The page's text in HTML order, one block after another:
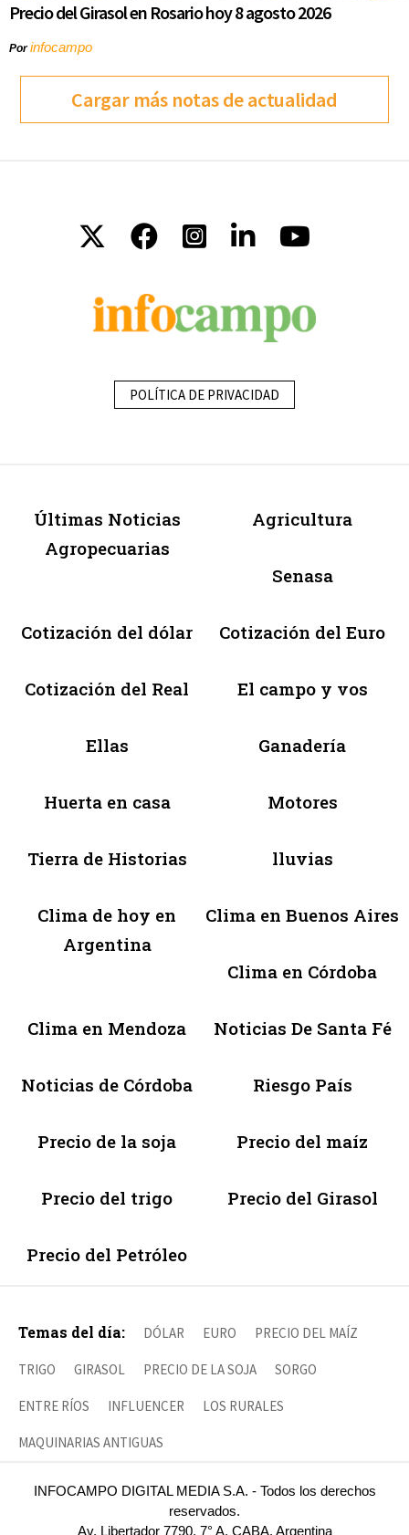
Precio del Girasol en Rosario hoy 8 agosto 2026
Porinfocampo
Cargar más notas de actualidad
POLÍTICA DE PRIVACIDAD
Últimas Noticias
Agropecuarias
Agricultura
Senasa
Cotización del dólar Cotización del Euro
Cotización del Real El campo y vos
Ellas Ganadería
Huerta en casa Motores
Tierra de Historias lluvias
Clima de hoy en
Argentina
Clima en Buenos Aires
Clima en Córdoba
Clima en Mendoza Noticias De Santa Fé
Noticias de Córdoba Riesgo País
Precio de la soja Precio del maíz
Precio del trigo Precio del Girasol
Precio del Petróleo
Temas del día: DÓLAR EURO PRECIO DEL MAÍZ
TRIGO GIRASOL PRECIO DE LA SOJA SORGO
ENTRE RÍOS INFLUENCER LOS RURALES
MAQUINARIAS ANTIGUAS
INFOCAMPO DIGITAL MEDIA S.A. - Todos los derechos
reservados.
Av. Libertador 7790, 7° A, CABA, Argentina